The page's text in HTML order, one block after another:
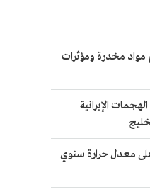
بحوزتهم مواد مخدرة ومؤثرات
الإيرانية
معدل حرارة سنوي